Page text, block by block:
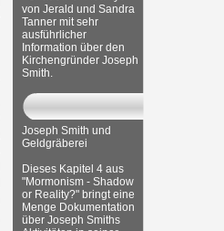
von Jerald und Sandra
Tanner mit sehr
ausführlicher
Information über den
Kirchengründer Joseph
Smith.
Joseph Smith und
Geldgräberei
Dieses Kapitel 4 aus
"Mormonism - Shadow
or Reality?" bringt eine
Menge Dokumentation
über Joseph Smiths